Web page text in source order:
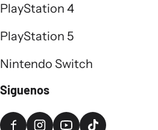
PlayStation 4
PlayStation 5
Nintendo Switch
Siguenos